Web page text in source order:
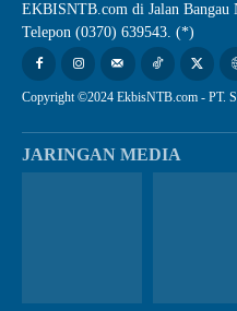
EKBISNTB.com di Jalan Bangau
Telepon (0370) 639543. (*)
Copyright ©2024 EkbisNTB.com - PT.
JARINGAN MEDIA